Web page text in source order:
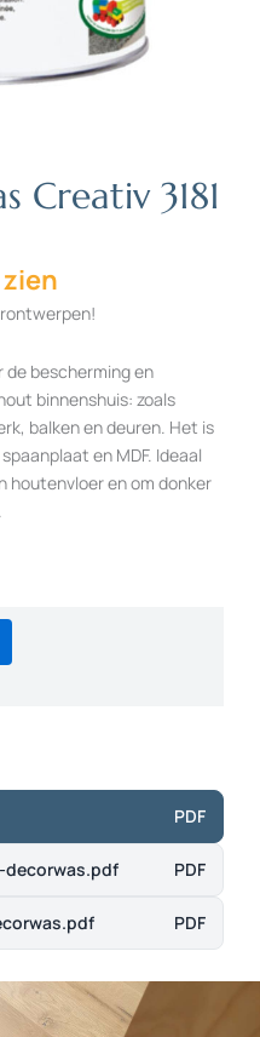
Creativ 3181
de bescherming en
binnenshuis: zoals
balken en deuren. Het is
en MDF. Ideaal
houtenvloer en om donker
PDF
PDF
PDF